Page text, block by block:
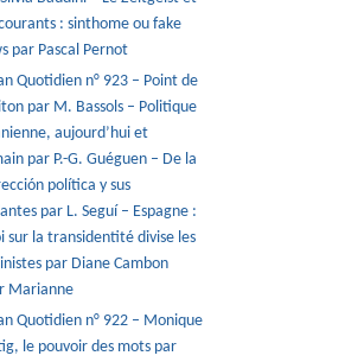
: sinthome ou fake
par Pascal Pernot
Quotidien n° 923 – Point de
par M. Bassols – Politique
aujourd’hui et
par P.-G. Guéguen – De la
política y sus
par L. Seguí – Espagne :
sur la transidentité divise les
par Diane Cambon
Marianne
Quotidien n° 922 – Monique
le pouvoir des mots par